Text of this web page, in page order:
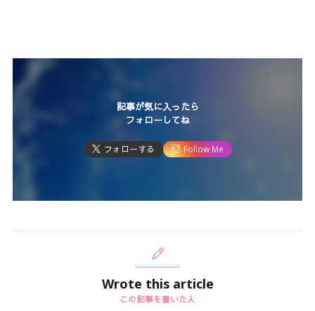
記事が気に入ったら
フォローしてね
フォローする Follow Me
Wrote this article
この記事を書いた人